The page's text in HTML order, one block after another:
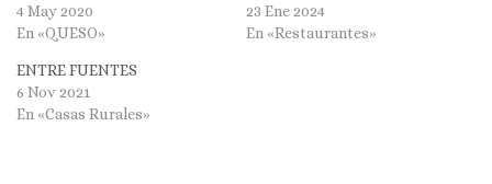
4 May 2020
En «QUESO»
23 Ene 2024
En «Restaurantes»
ENTRE FUENTES
6 Nov 2021
En «Casas Rurales»